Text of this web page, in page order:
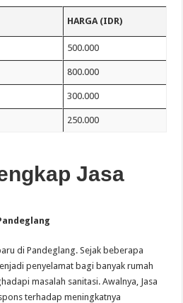
HARGA (IDR)
500.000
800.000
300.000
250.000
Jasa
di Pandeglang. Sejak beberapa
penyelamat bagi banyak rumah
masalah sanitasi. Awalnya, Jasa
terhadap meningkatnya